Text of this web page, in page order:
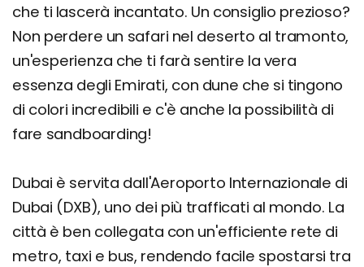
che ti lascerà incantato. Un consiglio prezioso?
Non perdere un safari nel deserto al tramonto,
un'esperienza che ti farà sentire la vera
essenza degli Emirati, con dune che si tingono
di colori incredibili e c'è anche la possibilità di
fare sandboarding!
Dubai è servita dall'Aeroporto Internazionale di
Dubai (DXB), uno dei più trafficati al mondo. La
città è ben collegata con un'efficiente rete di
metro, taxi e bus, rendendo facile spostarsi tra